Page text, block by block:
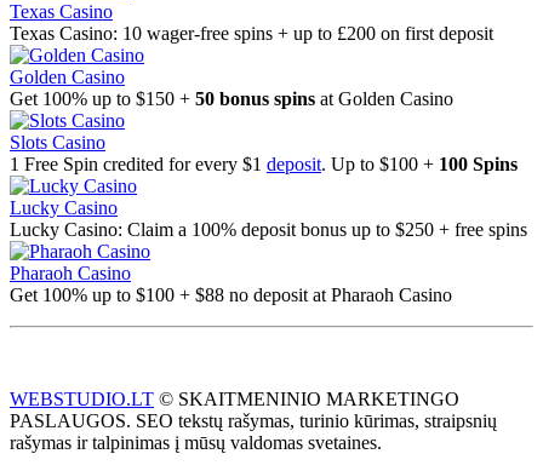
Texas Casino
Texas Casino: 10 wager-free spins + up to £200 on first deposit
Golden Casino
Get 100% up to $150 + 50 bonus spins at Golden Casino
Slots Casino
1 Free Spin credited for every $1 deposit. Up to $100 + 100 Spins
Lucky Casino
Lucky Casino: Claim a 100% deposit bonus up to $250 + free spins
Pharaoh Casino
Get 100% up to $100 + $88 no deposit at Pharaoh Casino
WEBSTUDIO.LT © SKAITMENINIO MARKETINGO
PASLAUGOS. SEO tekstų rašymas, turinio kūrimas, straipsnių
rašymas ir talpinimas į mūsų valdomas svetaines.